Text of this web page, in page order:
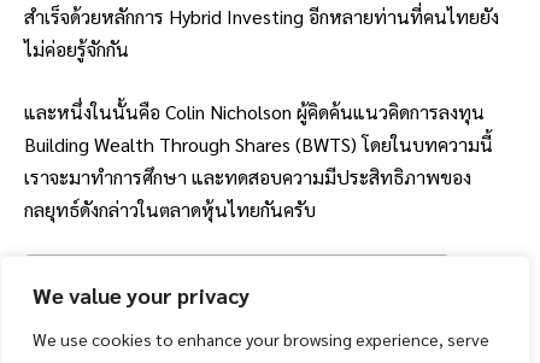
We value your privacy
We use cookies to enhance your browsing experience, serve
สำเร็จด้วยหลักการ Hybrid Investing อีกหลายท่านที่คนไทยยัง
ไม่ค่อยรู้จักกัน
และหนึ่งในนั้นคือ Colin Nicholson ผู้คิดค้นแนวคิดการลงทุน
Building Wealth Through Shares (BWTS) โดยในบทความนี้
เราจะมาทำการศึกษา และทดสอบความมีประสิทธิภาพของ
กลยุทธ์ดังกล่าวในตลาดหุ้นไทยกันครับ
Table of Contents
หลักฐานความสำเร็จของ Nicholson